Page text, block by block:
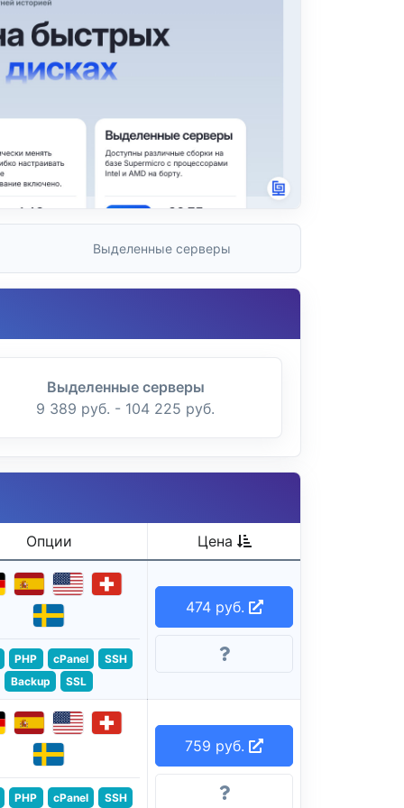
Выделенные серверы
Выделенные серверы
9 389 руб. - 104 225 руб.
Опции Цена
PHP cPanel
SSH
Backup
SSL
474 руб.
PHP cPanel SSH
759 руб.